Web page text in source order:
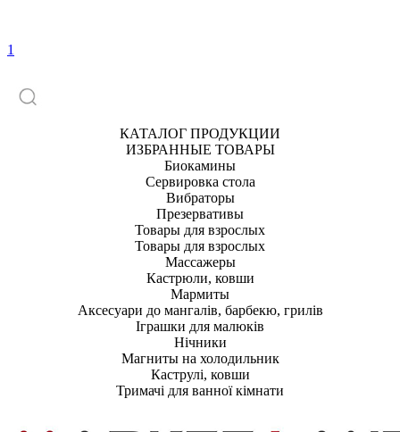
1
КАТАЛОГ ПРОДУКЦИИ
ИЗБРАННЫЕ ТОВАРЫ
Биокамины
Сервировка стола
Вибраторы
Презервативы
Товары для взрослых
Товары для взрослых
Массажеры
Кастрюли, ковши
Мармиты
Аксесуари до мангалів, барбекю, грилів
Іграшки для малюків
Нічники
Магниты на холодильник
Каструлі, ковши
Тримачі для ванної кімнати